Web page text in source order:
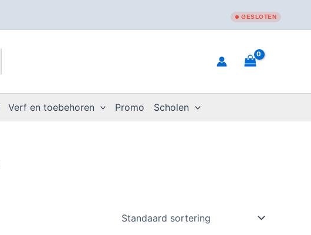
GESLOTEN
Verf en toebehoren Promo Scholen